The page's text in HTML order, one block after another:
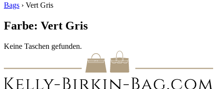
Bags › Vert Gris
Farbe: Vert Gris
Keine Taschen gefunden.